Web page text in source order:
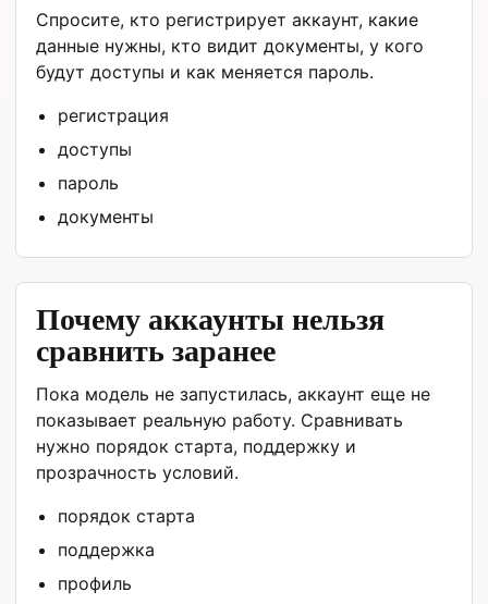
Спросите, кто регистрирует аккаунт, какие
данные нужны, кто видит документы, у кого
будут доступы и как меняется пароль.
регистрация
доступы
пароль
документы
Почему аккаунты нельзя
сравнить заранее
Пока модель не запустилась, аккаунт еще не
показывает реальную работу. Сравнивать
нужно порядок старта, поддержку и
прозрачность условий.
порядок старта
поддержка
профиль